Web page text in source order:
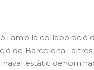
i amb la
de Barcelona i
estàtic